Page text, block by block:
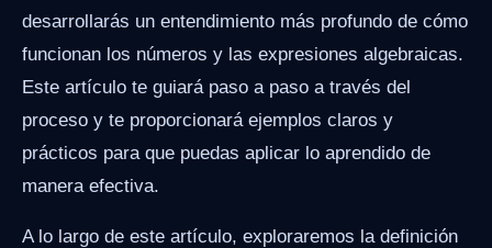
desarrollarás un entendimiento más profundo de cómo
funcionan los números y las expresiones algebraicas.
Este artículo te guiará paso a paso a través del
proceso y te proporcionará ejemplos claros y
prácticos para que puedas aplicar lo aprendido de
manera efectiva.
A lo largo de este artículo, exploraremos la definición